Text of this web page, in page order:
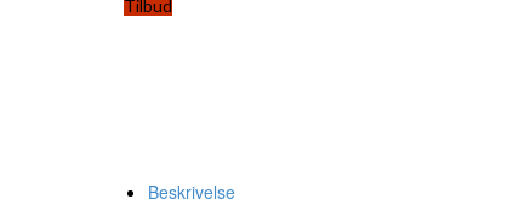
Tilbud
Beskrivelse